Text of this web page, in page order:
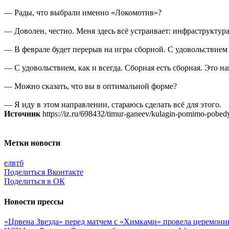
— Рады, что выбрали именно «Локомотив»?
— Доволен, честно. Меня здесь всё устраивает:
— В феврале будет перерыв на игры сборной. С
— С удовольствием, как и всегда. Сборная есть сборная. Это
— Можно сказать, что вы в оптимальной форме?
— Я иду в этом направлении, стараюсь сделать всё для этого.
Источник https://iz.ru/698432/timur-ganeev/kulagin-pomimo-
Метки новости
елвтб
Поделиться Вконтакте
Поделиться в ОК
Новости прессы
«Црвена Звезда» перед матчем с «Химками» провела